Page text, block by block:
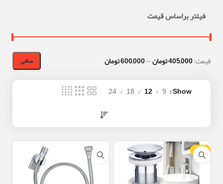
فیلتر براساس قیمت
صافی قيمت:405,000 تومان —600,000 تومان
Show
9
12
18
24
-10%